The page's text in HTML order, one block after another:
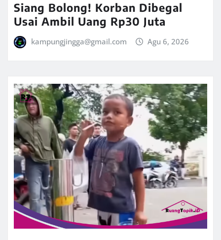
Siang Bolong! Korban Dibegal
Usai Ambil Uang Rp30 Juta
kampungjingga@gmail.com Agu 6, 2026